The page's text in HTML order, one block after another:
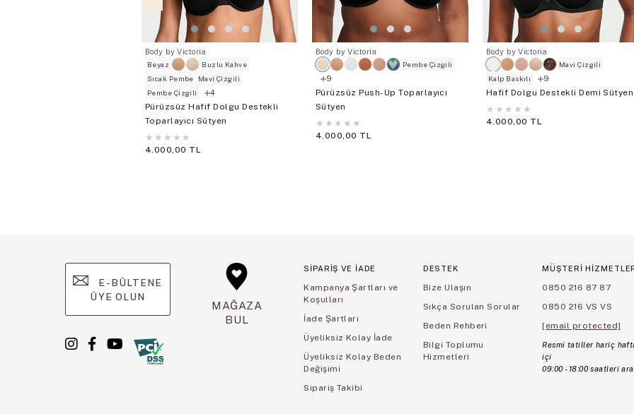
Body by Victoria
Beyaz
Buzlu Kahve
Sıcak Pembe
Mavi Çizgili
Pembe Çizgili
4
Pürüzsüz Hafif Dolgu Destekli
Toparlayıcı Sütyen
★ ★ ★ ★ ★
4.000,00 TL
Body by Victoria
Pembe Çizgili
9
Pürüzsüz Push-Up Toparlayıcı
Sütyen
★ ★ ★ ★ ★
4.000,00 TL
Body by Victoria
Mavi Çizgili
Kalp Baskılı
9
Hafif Dolgu Destekli Demi Sütyen
★ ★ ★ ★ ★
4.000,00 TL
E-BÜLTENE
ÜYE OLUN
MAĞAZA
BUL
SİPARİŞ VE İADE
Kampanya Şartları ve
Koşulları
İade Şartları
Üyeliksiz Kolay İade
Üyeliksiz Kolay Beden
Değişimi
Sipariş Takibi
DESTEK
Bize Ulaşın
Sıkça Sorulan Sorular
Beden Rehberi
Bilgi Toplumu
Hizmetleri
MÜŞTERİ
0850 216 87 87
0850 216 VS VS
[email protected]
Resmi tatiller hariç
içi
09:00 - 18:00 saatleri